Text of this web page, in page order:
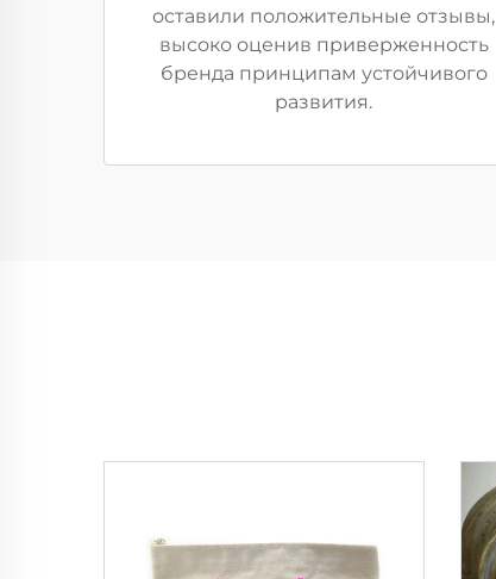
оставили положительные отзывы,
высоко оценив приверженность
бренда принципам устойчивого
развития.